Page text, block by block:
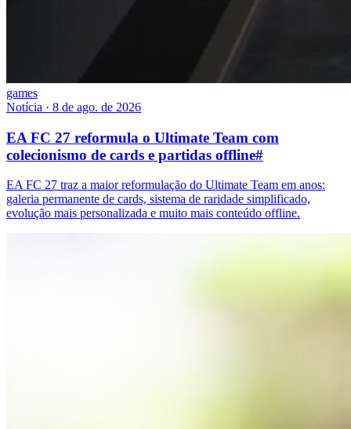
games
Notícia · 8 de ago. de 2026
EA FC 27 reformula o Ultimate Team com
colecionismo de cards e partidas offline#
EA FC 27 traz a maior reformulação do Ultimate Team em anos:
galeria permanente de cards, sistema de raridade simplificado,
evolução mais personalizada e muito mais conteúdo offline.